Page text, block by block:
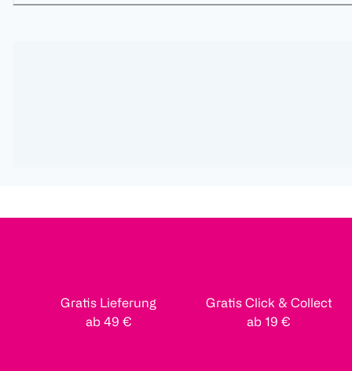
Gratis Lieferung
ab 49 €
Gratis Click & Collect
ab 19 €